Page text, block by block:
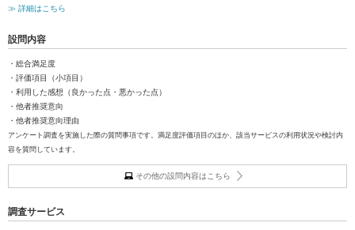
≫ 詳細はこちら
設問内容
・総合満足度
・評価項目（小項目）
・利用した感想（良かった点・悪かった点）
・他者推奨意向
・他者推奨意向理由
アンケート調査を実施した際の質問事項です。満足度評価項目のほか、該当サービスの利用状況や検討内
容を質問しています。
その他の設問内容はこちら
調査サービス